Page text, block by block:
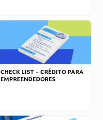
CHECK LIST – CRÉDITO PARA
EMPREENDEDORES